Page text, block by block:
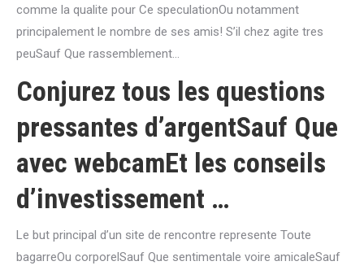
comme la qualite pour Ce speculationOu notamment
principalement le nombre de ses amis! S’il chez agite tres
peuSauf Que rassemblement…
Conjurez tous les questions
pressantes d’argentSauf Que
avec webcamEt les conseils
d’investissement …
Le but principal d’un site de rencontre represente Toute
bagarreOu corporelSauf Que sentimentale voire amicaleSauf